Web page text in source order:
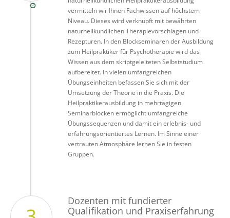
vermitteln wir Ihnen Fachwissen auf höchstem
Niveau. Dieses wird verknüpft mit bewährten
naturheilkundlichen Therapievorschlägen und
Rezepturen. In den Blockseminaren der Ausbildung
zum Heilpraktiker für Psychotherapie wird das
Wissen aus dem skriptgeleiteten Selbststudium
aufbereitet. In vielen umfangreichen
Übungseinheiten befassen Sie sich mit der
Umsetzung der Theorie in die Praxis. Die
Heilpraktikerausbildung in mehrtägigen
Seminarblöcken ermöglicht umfangreiche
Übungssequenzen und damit ein erlebnis- und
erfahrungsorientiertes Lernen. Im Sinne einer
vertrauten Atmosphäre lernen Sie in festen
Gruppen.
Dozenten mit fundierter
Qualifikation und Praxiserfahrung